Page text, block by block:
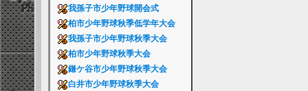
我孫子市少年野球開会式
柏市少年野球秋季低学年大会
我孫子市少年野球秋季大会
柏市少年野球秋季大会
鎌ケ谷市少年野球秋季大会
白井市少年野球秋季大会